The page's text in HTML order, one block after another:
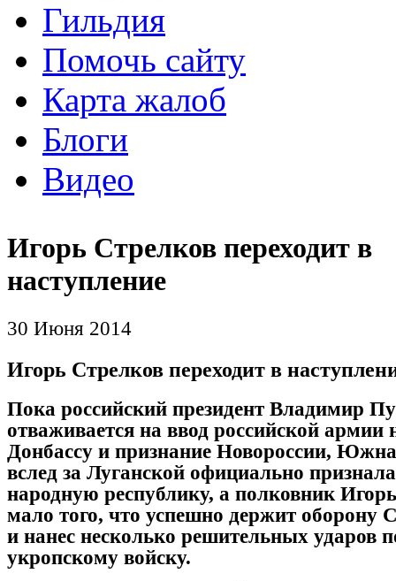
Гильдия
Помочь сайту
Карта жалоб
Блоги
Видео
Игорь Стрелков переходит в
наступление
30 Июня 2014
Игорь Стрелков переходит в
Пока российский президент Владимир
отваживается на ввод российской
Донбассу и признание Новороссии,
вслед за Луганской официально
народную республику, а полковник
мало того, что успешно держит оборону
и нанес несколько решительных ударов
укропскому войску.